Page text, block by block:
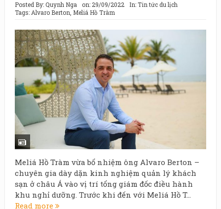
Posted By:Quynh Nga on:29/09/2022 In:Tin tức du lịch
Tags:Alvaro Berton, Meliá Hồ Tràm
Meliá Hồ Tràm vừa bổ nhiệm ông Alvaro Berton –
chuyên gia dày dặn kinh nghiệm quản lý khách
sạn ở châu Á vào vị trí tổng giám đốc điều hành
khu nghỉ dưỡng. Trước khi đến với Meliá Hồ T...
Read more